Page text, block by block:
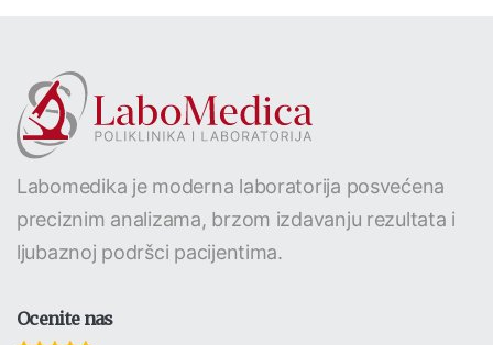
Labomedika je moderna laboratorija posvećena
preciznim analizama, brzom izdavanju rezultata i
ljubaznoj podršci pacijentima.
Ocenite nas